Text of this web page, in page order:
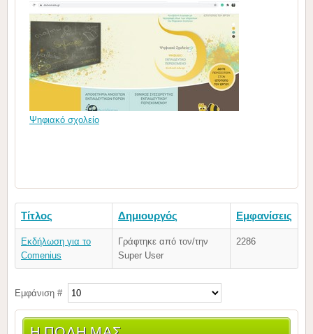
Ψηφιακό σχολείο
Τίτλος Δημιουργός Εμφανίσεις
Εκδήλωση για το
Comenius
Γράφτηκε από τον/την
Super User
2286
Εμφάνιση #